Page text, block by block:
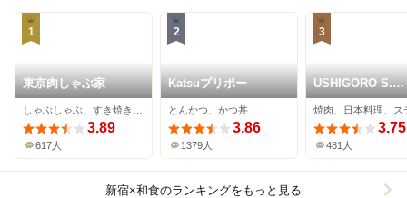
1
東京肉しゃぶ家
3.89
617人
2
Katsuプリポー
とんかつ、かつ丼
3.86
1379人
3
USHIGORO S.
SHINJUKU
焼肉、日本料理、ス
3.75
481人
新宿×和食のランキングをもっと見る